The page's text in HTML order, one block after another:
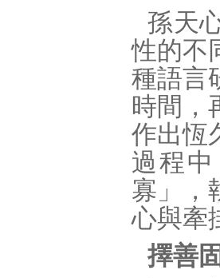
孫天
性的不
種語言
時間，
作出恆
過程
寡」，
心與牽
擇善